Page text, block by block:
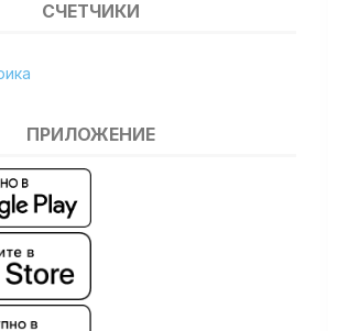
СЧЕТЧИКИ
ПРИЛОЖЕНИЕ